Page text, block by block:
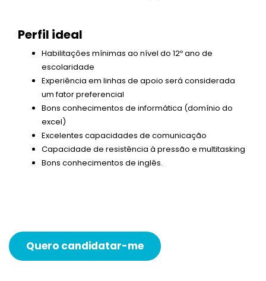
Perfil ideal
Habilitações mínimas ao nível do 12º ano de
escolaridade
Experiência em linhas de apoio será considerada
um fator preferencial
Bons conhecimentos de informática (domínio do
excel)
Excelentes capacidades de comunicação
Capacidade de resistência à pressão e multitasking
Bons conhecimentos de inglês.
Quero candidatar-me